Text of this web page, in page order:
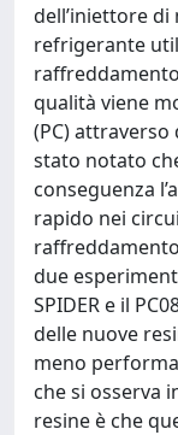
dell’iniettore di
refrigerante
qualità viene
(PC)
stato notato
conseguenza
rapido nei
due
SPIDER e il
delle nuove
meno
che si osserva
resine è che